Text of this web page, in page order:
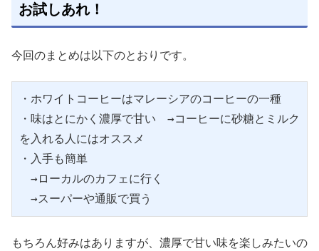
お試しあれ！
今回のまとめは以下のとおりです。
・ホワイトコーヒーはマレーシアのコーヒーの一種
・味はとにかく濃厚で甘い　→コーヒーに砂糖とミルク
を入れる人にはオススメ
・入手も簡単
→ローカルのカフェに行く
→スーパーや通販で買う
もちろん好みはありますが、濃厚で甘い味を楽しみたいの